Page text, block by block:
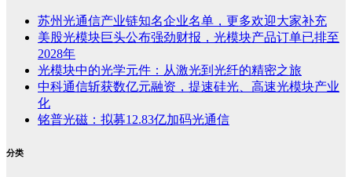
苏州光通信产业链知名企业名单，更多欢迎大家补充
美股光模块巨头公布强劲财报，光模块产品订单已排至
2028年
光模块中的光学元件：从激光到光纤的精密之旅
中科通信斩获数亿元融资，提速硅光、高速光模块产业
化
铭普光磁：拟募12.83亿加码光通信
分类